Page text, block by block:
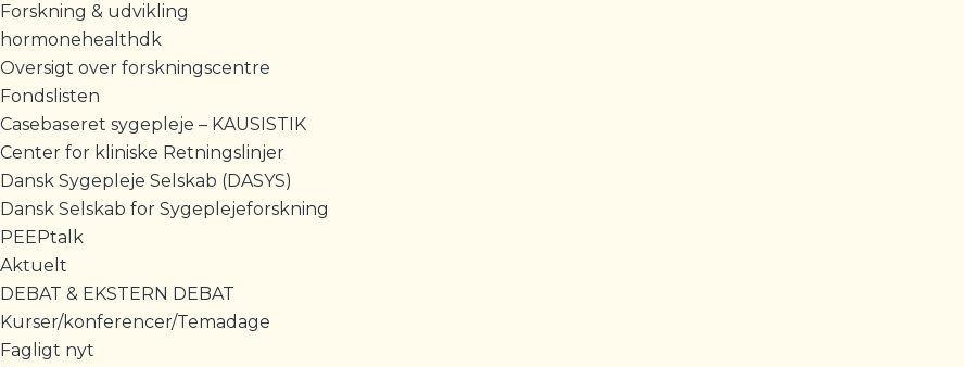
Forskning & udvikling
hormonehealthdk
Oversigt over forskningscentre
Fondslisten
Casebaseret sygepleje – KAUSISTIK
Center for kliniske Retningslinjer
Dansk Sygepleje Selskab (DASYS)
Dansk Selskab for Sygeplejeforskning
PEEPtalk
Aktuelt
DEBAT & EKSTERN DEBAT
Kurser/konferencer/Temadage
Fagligt nyt